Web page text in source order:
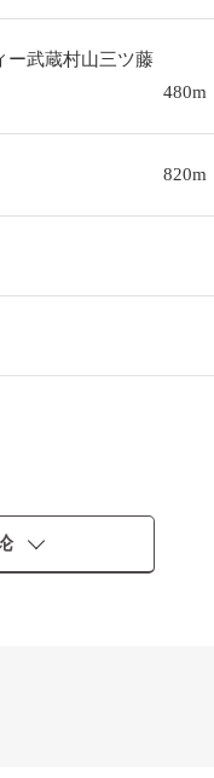
ー武蔵村山三ツ藤
480m
820m